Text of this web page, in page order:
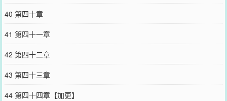
40 第四十章
41 第四十一章
42 第四十二章
43 第四十三章
44 第四十四章【加更】